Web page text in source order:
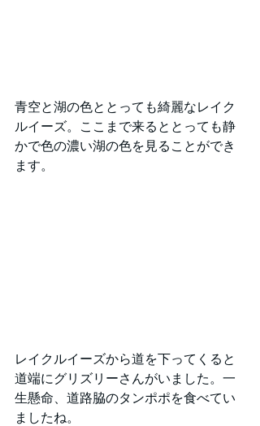
青空と湖の色ととっても綺麗なレイク
ルイーズ。ここまで来るととっても静
かで色の濃い湖の色を見ることができ
ます。
レイクルイーズから道を下ってくると
道端にグリズリーさんがいました。一
生懸命、道路脇のタンポポを食べてい
ましたね。